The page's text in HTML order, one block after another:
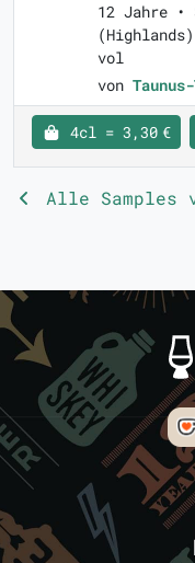
12 Jahre
vol
von
4cl = 3,30 €
Alle Samples